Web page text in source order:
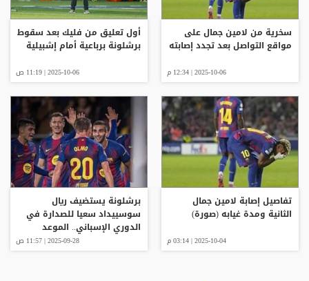
سخرية من لامين جمال على
مواقع التواصل بعد تجدد إصابته
2025-10-06 | 12:34 م
أول تعليق من فليك بعد سقوط
برشلونة برباعية أمام إشبيلية
2025-10-06 | 11:19 ص
تفاصيل إصابة لامين جمال
الثانية ومدة غيابه (صورة)
2025-10-04 | 03:14 م
برشلونة يستضيف ريال
سوسييداد سعيا للصدارة في
الدوري الإسباني.. الموعد
والقنوات الناقلة2025-09-28 | 11:57 ص